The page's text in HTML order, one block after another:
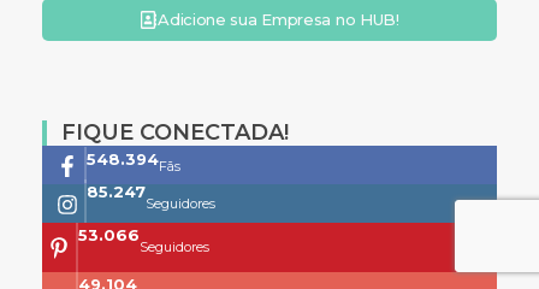
Adicione sua Empresa no HUB!
FIQUE CONECTADA!
761.659Fãs
118.399
Seguidores
73.704
Seguidores
68.200